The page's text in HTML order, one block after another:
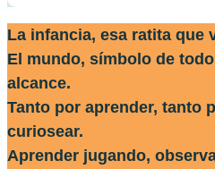
La infancia, esa ratita que
El mundo, símbolo de
alcance.
Tanto por aprender, tanto
curiosear.
Aprender jugando,